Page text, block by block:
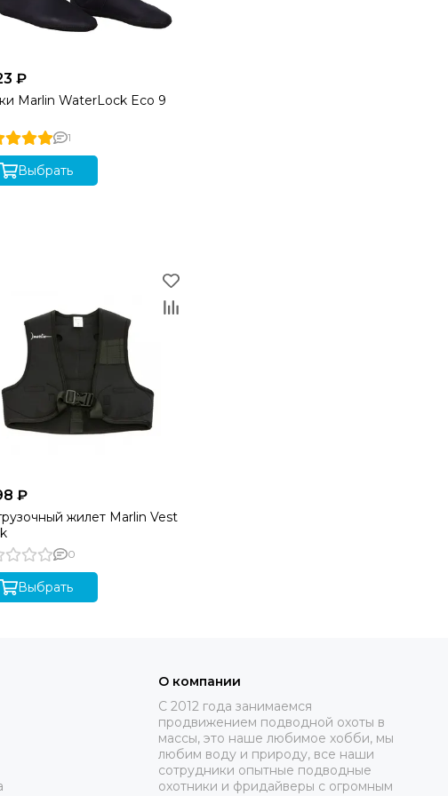
₽
Marlin WaterLock Eco 9
1
Выбрать
₽
жилет Marlin Vest
0
Выбрать
О компании
C 2012 года занимаемся
продвижением подводной охоты в
массы, это наше любимое хобби, мы
любим воду и природу, все наши
сотрудники опытные подводные
охотники и фридайверы с огромным